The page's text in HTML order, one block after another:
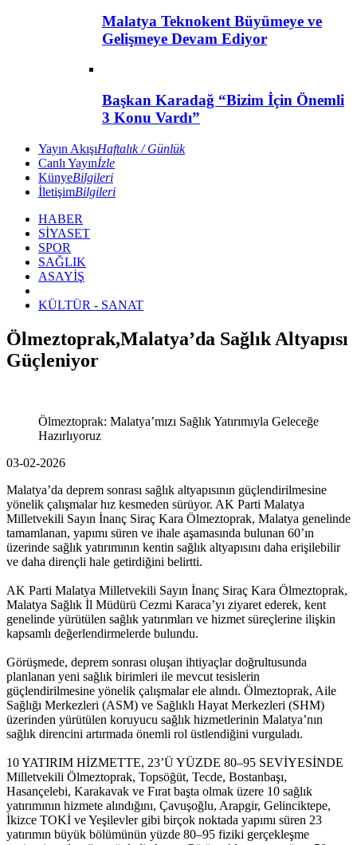
Malatya Teknokent Büyümeye ve
Gelişmeye Devam Ediyor
Başkan Karadağ “Bizim İçin Önemli
3 Konu Vardı”
Yayın AkışıHaftalık / Günlük
Canlı Yayınİzle
KünyeBilgileri
İletişimBilgileri
HABER
SİYASET
SPOR
SAĞLIK
ASAYİŞ
KÜLTÜR - SANAT
Ölmeztoprak,Malatya’da Sağlık Altyapısı
Güçleniyor
Ölmeztoprak: Malatya’mızı Sağlık Yatırımıyla Geleceğe
Hazırlıyoruz
03-02-2026
Malatya’da deprem sonrası sağlık altyapısının güçlendirilmesine
yönelik çalışmalar hız kesmeden sürüyor. AK Parti Malatya
Milletvekili Sayın İnanç Siraç Kara Ölmeztoprak, Malatya genelinde
tamamlanan, yapımı süren ve ihale aşamasında bulunan 60’ın
üzerinde sağlık yatırımının kentin sağlık altyapısını daha erişilebilir
ve daha dirençli hale getirdiğini belirtti.
AK Parti Malatya Milletvekili Sayın İnanç Siraç Kara Ölmeztoprak,
Malatya Sağlık İl Müdürü Cezmi Karaca’yı ziyaret ederek, kent
genelinde yürütülen sağlık yatırımları ve hizmet süreçlerine ilişkin
kapsamlı değerlendirmelerde bulundu.
Görüşmede, deprem sonrası oluşan ihtiyaçlar doğrultusunda
planlanan yeni sağlık birimleri ile mevcut tesislerin
güçlendirilmesine yönelik çalışmalar ele alındı. Ölmeztoprak, Aile
Sağlığı Merkezleri (ASM) ve Sağlıklı Hayat Merkezleri (SHM)
üzerinden yürütülen koruyucu sağlık hizmetlerinin Malatya’nın
sağlık direncini artırmada önemli rol üstlendiğini vurguladı.
10 YATIRIM HİZMETTE, 23’Ü YÜZDE 80–95 SEVİYESİNDE
Milletvekili Ölmeztoprak, Topsöğüt, Tecde, Bostanbaşı,
Hasançelebi, Karakavak ve Fırat başta olmak üzere 10 sağlık
yatırımının hizmete alındığını, Çavuşoğlu, Arapgir, Gelinciktepe,
İkizce TOKİ ve Yeşilevler gibi birçok noktada yapımı süren 23
yatırımın büyük bölümünün yüzde 80–95 fiziki gerçekleşme